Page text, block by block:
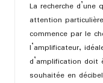
La recherche
attention
commence par le
l’amplificateur,
d’amplification
souhaitée en